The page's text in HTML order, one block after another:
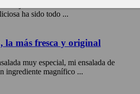
«sabih» al estilo de la cocina
ha sido todo ...
la más fresca y original
muy especial, mi ensalada de
ingrediente magnífico ...